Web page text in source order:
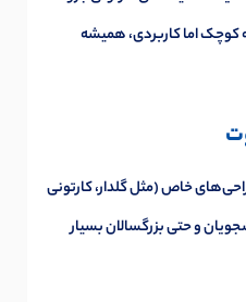
اما کاربردی، همیشه
خاص (مثل گلدار، کارتونی
و حتی بزرگسالان بسیار